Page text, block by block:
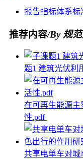
报告指标体系标
推荐内容/By 规
题1 建筑光伏利
在可再生能源
性.pdf
共享电单车对